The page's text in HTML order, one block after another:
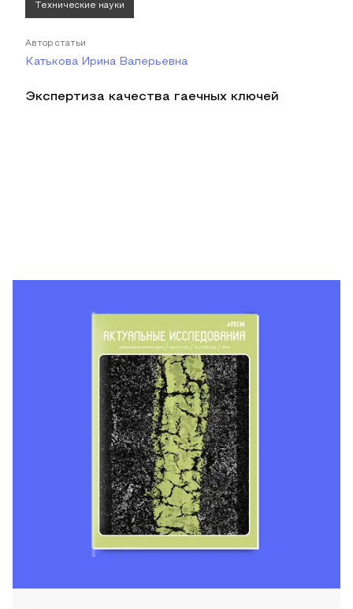
Технические науки
Автор статьи
Катькова Ирина Валерьевна
Экспертиза качества гаечных ключей